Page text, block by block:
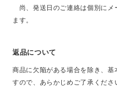
尚、発送日のご連絡は個別にメ
ます。
返品について
商品に欠陥がある場合を除き、基
すので、あらかじめご了承くださ